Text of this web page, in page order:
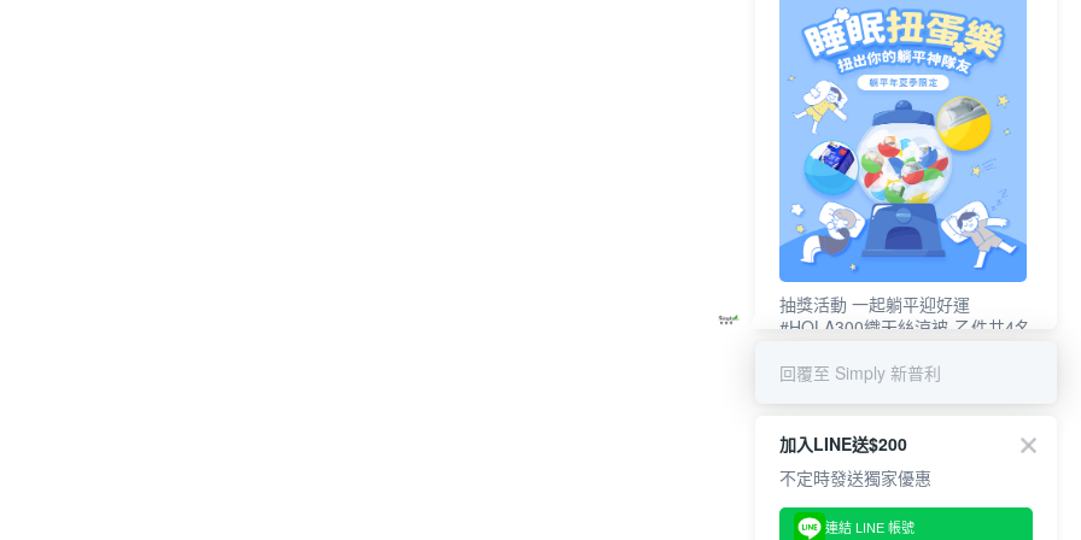
抽獎活動 一起躺平迎好運
#HOLA300織天絲涼被-乙件共4名
回覆至 Simply 新普利
加入LINE送$200
不定時發送獨家優惠
連結 LINE 帳號